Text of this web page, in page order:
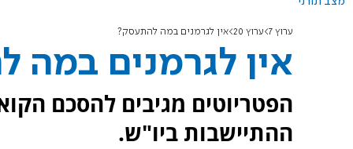
ערוץ 7 ערוץ 20 אין לגרמנים במה להתעסק?
אין לגרמנים במה
הפטריוטים מגיבים להסכם
ההתיישבות ביו"ש.